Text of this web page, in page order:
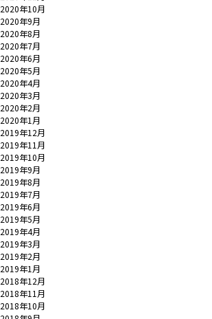
2020年10月
2020年9月
2020年8月
2020年7月
2020年6月
2020年5月
2020年4月
2020年3月
2020年2月
2020年1月
2019年12月
2019年11月
2019年10月
2019年9月
2019年8月
2019年7月
2019年6月
2019年5月
2019年4月
2019年3月
2019年2月
2019年1月
2018年12月
2018年11月
2018年10月